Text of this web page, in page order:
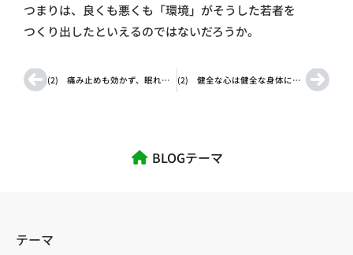
つまりは、良くも悪くも「環境」がそうした若者を
つくり出したといえるのではないだろうか。
(2) 痛み止めも効かず、眠れない日々 椎間板ヘルニア (2) 健全な心は健全な身体に 腰痛治療を経験して
BLOGテーマ
テーマ